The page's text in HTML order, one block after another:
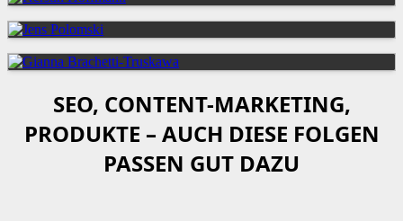
SEO, CONTENT-MARKETING,
PRODUKTE – AUCH DIESE FOLGEN
PASSEN GUT DAZU